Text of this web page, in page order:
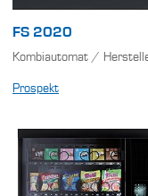
FS 2020
Kombiautomat /
Prospekt